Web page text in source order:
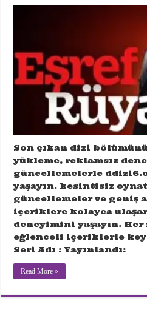
Son çıkan dizi
yükleme, reklamsız
güncellemelerle
yaşayın. kesintisiz
güncellemeler ve geniş
içeriklere kolayca
deneyimini yaşayın. Her
eğlenceli içeriklerle
Seri Adı : Yayınlandı:
Read More »